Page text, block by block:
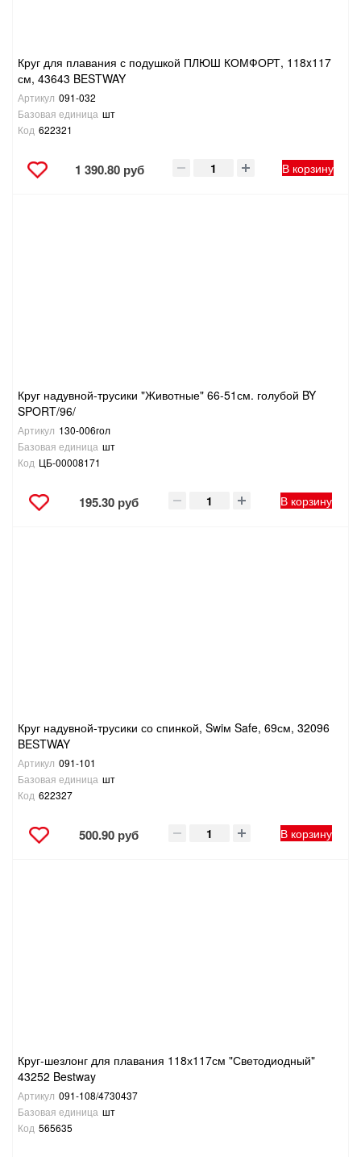
Круг для плавания с подушкой ПЛЮШ КОМФОРТ, 118x117
см, 43643 BESTWAY
Артикул 091-032
Базовая единица шт
Код 622321
1 390.80 руб В корзину
Круг надувной-трусики "Животные" 66-51см. голубой BY
SPORT/96/
Артикул 130-006гол
Базовая единица шт
Код ЦБ-00008171
195.30 руб В корзину
Круг надувной-трусики со спинкой, Swiм Safe, 69см, 32096
BESTWAY
Артикул 091-101
Базовая единица шт
Код 622327
500.90 руб В корзину
Круг-шезлонг для плавания 118х117см "Светодиодный"
43252 Bestway
Артикул 091-108/4730437
Базовая единица шт
Код 565635